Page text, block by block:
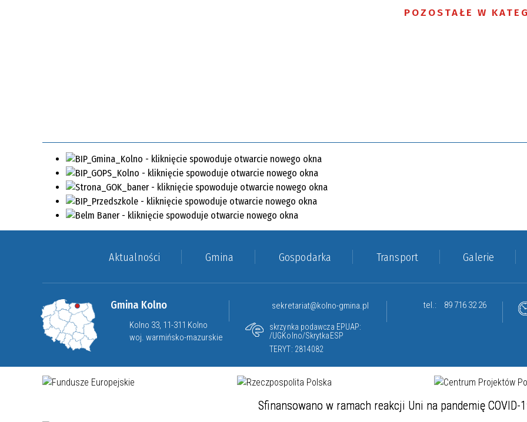
POZOSTAŁE W
Aktualności Gmina Gospodarka Transport Galerie
Gmina Kolno
Kolno 33, 11-311 Kolno
woj. warmińsko-mazurskie
sekretariat@kolno-gmina.pl
skrzynka podawcza EPUAP:
/UGKolno/SkrytkaESP
TERYT: 2814082
tel.: 89 716 32 26
Sfinansowano w ramach reakcji Uni na pandemię COVID-